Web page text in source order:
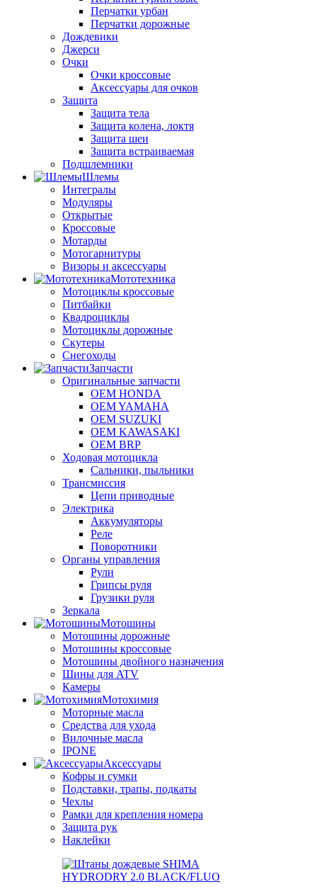
Перчатки урбан
Перчатки дорожные
Дождевики
Джерси
Очки
Очки кроссовые
Аксессуары для очков
Защита
Защита тела
Защита колена, локтя
Защита шеи
Защита встраиваемая
Подшлемники
Шлемы
Интегралы
Модуляры
Открытые
Кроссовые
Мотарды
Мотогарнитуры
Визоры и аксессуары
Мототехника
Мотоциклы кроссовые
Питбайки
Квадроциклы
Мотоциклы дорожные
Скутеры
Снегоходы
Запчасти
Оригинальные запчасти
OEM HONDA
OEM YAMAHA
OEM SUZUKI
OEM KAWASAKI
OEM BRP
Ходовая мотоцикла
Сальники, пыльники
Трансмиссия
Цепи приводные
Электрика
Аккумуляторы
Реле
Поворотники
Органы управления
Рули
Грипсы руля
Грузики руля
Зеркала
Мотошины
Мотошины дорожные
Мотошины кроссовые
Мотошины двойного назначения
Шины для ATV
Камеры
Мотохимия
Моторные масла
Средства для ухода
Вилочные масла
IPONE
Аксессуары
Кофры и сумки
Подставки, трапы, подкаты
Чехлы
Рамки для крепления номера
Защита рук
Наклейки